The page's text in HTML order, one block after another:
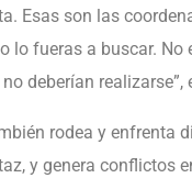
Esas son las
lo fueras a buscar.
deberían realizarse”,
rodea y enfrenta
y genera conflictos